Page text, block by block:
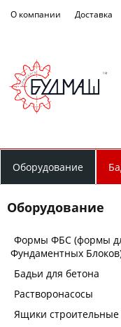
О компании Доставка
Оборудование
Оборудование
Формы ФБС (формы
Фундаментных
Бадьи для бетона
Растворонасосы
Ящики строительные